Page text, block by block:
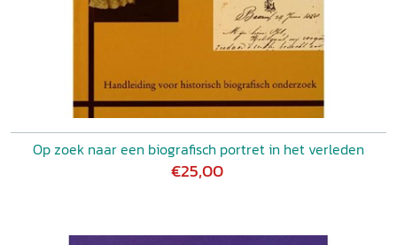
Op zoek naar een biografisch portret in het verleden
€25,00